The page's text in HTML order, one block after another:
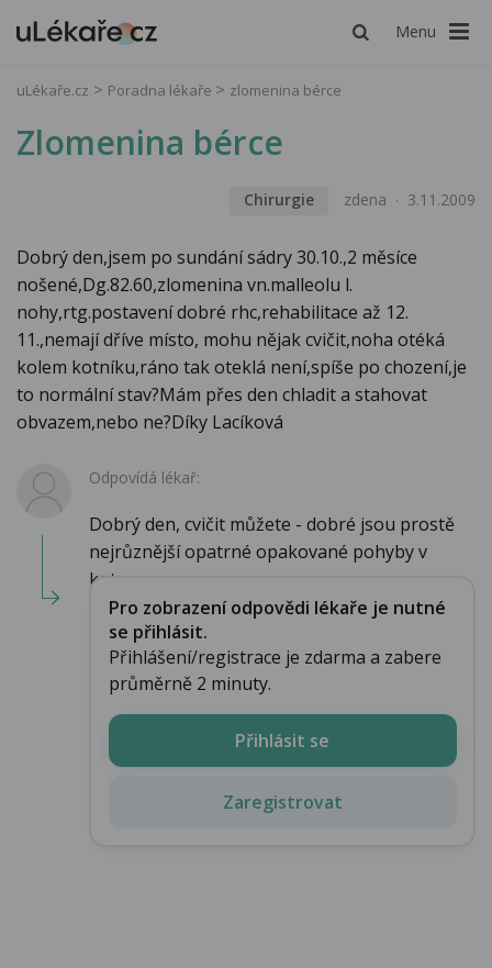
Menu
uLékaře.cz Poradna lékaře zlomenina bérce
Zlomenina bérce
Chirurgie zdena 3.11.2009
Dobrý den,jsem po sundání sádry 30.10.,2 měsíce
nošené,Dg.82.60,zlomenina vn.malleolu l.
nohy,rtg.postavení dobré rhc,rehabilitace až 12.
11.,nemají dříve místo, mohu nějak cvičit,noha otéká
kolem kotníku,ráno tak oteklá není,spíše po chození,je
to normální stav?Mám přes den chladit a stahovat
obvazem,nebo ne?Díky Lacíková
Odpovídá lékař:
Dobrý den, cvičit můžete - dobré jsou prostě
nejrůznější opatrné opakované pohyby v
kotn...
Pro zobrazení odpovědi lékaře je nutné
se přihlásit.
Přihlášení/registrace je zdarma a zabere
průměrně 2 minuty.
Přihlásit se
Zaregistrovat